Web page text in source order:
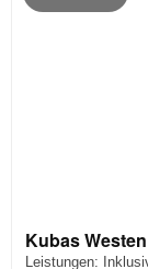
Kubas
Leistungen: